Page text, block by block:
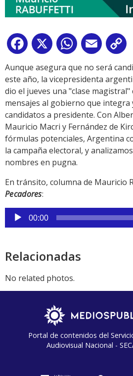
Facebook
X WhatsApp
Email
Aunque asegura que no será
este año, la vicepresidenta
dio el jueves una "clase
mensajes al gobierno que integra
candidatos a presidente. Con
Mauricio Macri y Fernández de
fórmulas potenciales, Argentina
la campaña electoral, y
nombres en pugna.
En tránsito, columna de Mauricio
Pecadores:
Reproductor
de
00:00
Relacionadas
No related photos.
Portal de contenidos del
Audiovisual Nacional -